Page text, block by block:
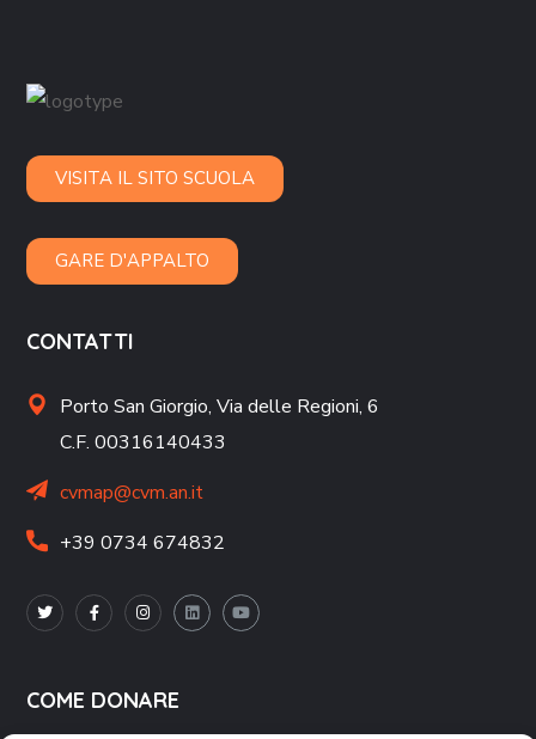
VISITA IL SITO SCUOLA
GARE D'APPALTO
CONTATTI
Porto San Giorgio,Via delle Regioni, 6
C.F. 00316140433
cvmap@cvm.an.it
+39 0734 674832
COME DONARE